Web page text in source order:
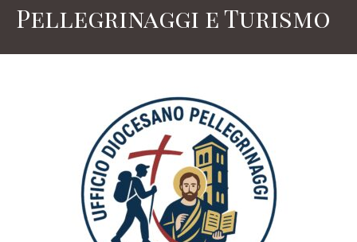
Pellegrinaggi e Turismo